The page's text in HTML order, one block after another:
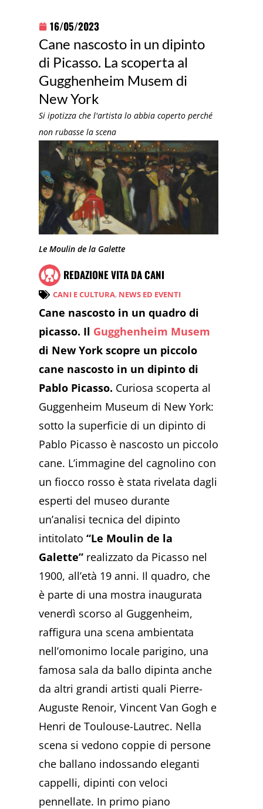
16/05/2023
Cane nascosto in un dipinto
di Picasso. La scoperta al
Gugghenheim Musem di
New York
Si ipotizza che l'artista lo abbia coperto perché
non rubasse la scena
Le Moulin de la Galette
REDAZIONE VITA DA CANI
CANI E CULTURA, NEWS ED EVENTI
Cane nascosto in un quadro di
picasso. Il Gugghenheim Musem
di New York scopre un piccolo
cane nascosto in un dipinto di
Pablo Picasso. Curiosa scoperta al
Guggenheim Museum di New York:
sotto la superficie di un dipinto di
Pablo Picasso è nascosto un piccolo
cane. L’immagine del cagnolino con
un fiocco rosso è stata rivelata dagli
esperti del museo durante
un’analisi tecnica del dipinto
intitolato“Le Moulin de la
Galette” realizzato da Picasso nel
1900, all’età 19 anni. Il quadro, che
è parte di una mostra inaugurata
venerdì scorso al Guggenheim,
raffigura una scena ambientata
nell’omonimo locale parigino, una
famosa sala da ballo dipinta anche
da altri grandi artisti quali Pierre-
Auguste Renoir, Vincent Van Gogh e
Henri de Toulouse-Lautrec. Nella
scena si vedono coppie di persone
che ballano indossando eleganti
cappelli, dipinti con veloci
pennellate. In primo piano